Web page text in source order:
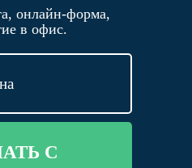
онлайн-форма,
в офис.
С